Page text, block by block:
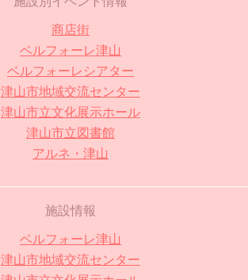
商店街
ベルフォーレ津山
ベルフォーレシアター
津山市地域交流センター
津山市立文化展示ホール
津山市立図書館
アルネ・津山
施設情報
ベルフォーレ津山
津山市地域交流センター